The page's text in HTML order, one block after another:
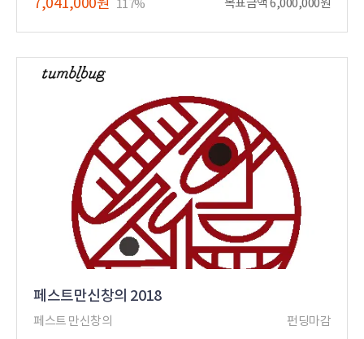
7,041,000원 117% 목표금액 6,000,000원
페스트만신창의 2018
페스트 만신창의 펀딩마감